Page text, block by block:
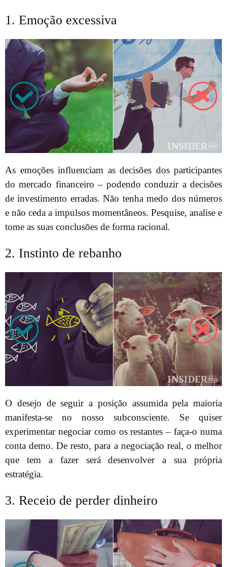
1. Emoção excessiva
As emoções influenciam as decisões dos participantes
do mercado financeiro – podendo conduzir a decisões
de investimento erradas. Não tenha medo dos números
e não ceda a impulsos momentâneos. Pesquise, analise e
tome as suas conclusões de forma racional.
2. Instinto de rebanho
O desejo de seguir a posição assumida pela maioria
manifesta-se no nosso subconsciente. Se quiser
experimentar negociar como os restantes – faça-o numa
conta demo. De resto, para a negociação real, o melhor
que tem a fazer será desenvolver a sua própria
estratégia.
3. Receio de perder dinheiro